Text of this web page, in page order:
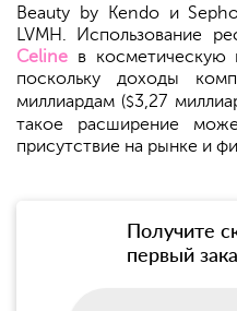
Beauty by Kendo и
LVMH. Использование
Celine в косметическую
поскольку доходы
миллиардам ($3,27
такое расширение
присутствие на рынке и
Получите
первый